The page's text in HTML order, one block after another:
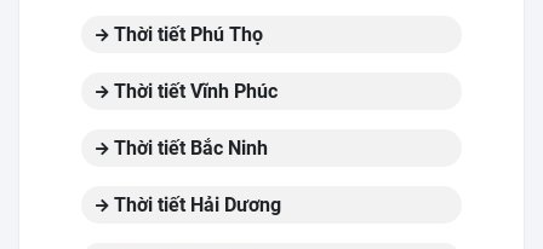
Thời tiết Phú Thọ
Thời tiết Vĩnh Phúc
Thời tiết Bắc Ninh
Thời tiết Hải Dương